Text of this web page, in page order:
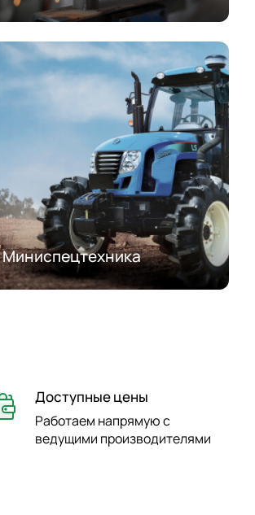
Миниспецтехника
Доступные цены
Работаем напрямую с
ведущими производителями